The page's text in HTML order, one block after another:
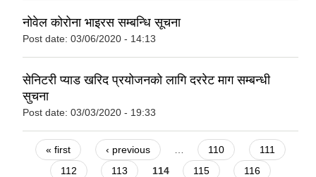
नोवेल कोरोना भाइरस सम्बन्धि सूचना
Post date: 03/06/2020 - 14:13
सेनिटरी प्याड खरिद प्रयोजनको लागि दररेट माग सम्बन्धी
सुचना
Post date: 03/03/2020 - 19:33
Pages
« first ‹ previous 110
111
112
113 114 115
116